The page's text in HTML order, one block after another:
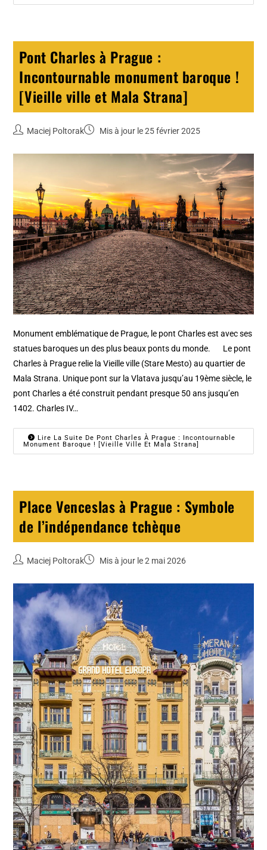
Pont Charles à Prague :
Incontournable monument baroque !
[Vieille ville et Mala Strana]
Maciej Poltorak Mis à jour le 25 février 2025
Monument emblématique de Prague, le pont Charles est avec ses
statues baroques un des plus beaux ponts du monde. Le pont
Charles à Prague relie la Vieille ville (Stare Mesto) au quartier de
Mala Strana. Unique pont sur la Vlatava jusqu’au 19ème siècle, le
pont Charles a été construit pendant presque 50 ans jusqu’en
1402. Charles IV…
Lire La Suite De Pont Charles À Prague : Incontournable
Monument Baroque ! [Vieille Ville Et Mala Strana]
Place Venceslas à Prague : Symbole
de l’indépendance tchèque
Maciej Poltorak Mis à jour le 2 mai 2026